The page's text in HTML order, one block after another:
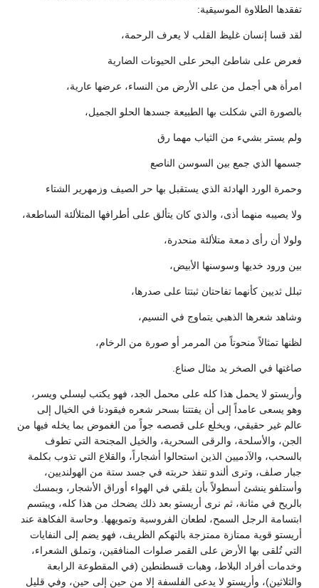
تفقدها الطلاوة الموسيقية:
لقد قسا إنسان غليظ القلب لا يعرف الرحمة،
فعرض على شاطئ البحر على الحيونات الضارية
امرأة هي أجمل من على الأرض من النساء، عرضها عارية،
بالصورة التي شكلت بها الطبيعة جسدها الحلو الجميل،
ولم يستر بشيء من الثياب مهما رق
جسمها الذي جمع بين السوسن الناصع
وحمرة الورد الهادئة الذي يستقبل بها حر الصيف وزمهرير الشتاء
ولا يصيبه منهما أذى، والذي كان يتألق على أطرافها المتلألئة الساطعة،
ولولا أن رأى دمعة متلألئة منحدرة،
بين ورود خديها وسوسنها الأبيض،
تبلل ثديين كأنهما تفاحتان ثبتتا على صدرها،
وشاهد شعرها الذهبي يتماوج في النسيم،
لظنها تمثالاً منحوتاً من المرمر أو صورة من الرخام،
صاغتها في الصخر يد مثال صناع.
وأريستو لا يحمل هذا كله على محمل الجد، فهو يكتب ليسلي ويسر،
وهو يسعى عامداً إلى أن يفتتنا بسحر شعره فيقودنا في الخيال إلى
عالم غير حقيقي، ويخلع على قصصه جواً من الغموض بما يخله فيها من
الجن، والأسلحة، والرقى السحرية، والخيل المجنحة التي تطوف
بالسحب، والآدميين الذين استحالوا أشجاراً، والقلاع التي تذوب بكلمة
جبار صلف، وترى ألندو تنفذ حربته في جسد ستة من الهولنديين،
وأستلفو ينشئ أسطولاً بأن يلقي في الهواء أوراق الأشجار، وبمسك
بالريح في مثانة، ثم نرى أريستو بعد ذلك يضحك من هذا كله، ويبتسم
ابتسامة الرجل السمح، لطعان الفروسية وتمويهها. وحاسة الفكاهة عند
أريستو قوية ممتازة ممتزجة بالتهكم الظريف، فهو يضم إلى النفايات
التي تُلقى بها الأرض على القمر صلوات المنافقين، وتملق الشعراء،
وخدمات أفراد البلاط، وهبات قسطنطين (في المقطوعة الرابعة
والثلاثين)، وأريستو لا يدعى الفلسفة إلا من حين إلى حين، وفي قليل